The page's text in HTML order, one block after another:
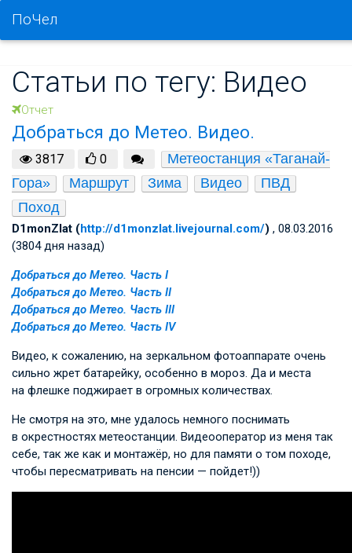
ПоЧел
Статьи по тегу: Видео
Отчет
Добраться до Метео. Видео.
3817 0
Метеостанция «Таганай-
Гора»
Маршрут Зима Видео
ПВД
Поход
D1monZlat (http://d1monzlat.livejournal.com/) , 08.03.2016
(3804 дня назад)
Добраться до Метео. Часть I
Добраться до Метео. Часть II
Добраться до Метео. Часть III
Добраться до Метео. Часть IV
Видео, к сожалению, на зеркальном фотоаппарате очень
сильно жрет батарейку, особенно в мороз. Да и места
на флешке поджирает в огромных количествах.
Не смотря на это, мне удалось немного поснимать
в окрестностях метеостанции. Видеооператор из меня так
себе, так же как и монтажёр, но для памяти о том походе,
чтобы пересматривать на пенсии — пойдет!))